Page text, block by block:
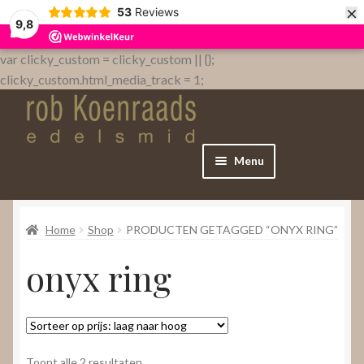
9,8
53 Reviews ×
var clicky_custom = clicky_custom || {};
clicky_custom.html_media_track = 1;
Menu
Home
Over
Contact
Home Shop PRODUCTEN GETAGGED “ONYX RING”
onyx ring